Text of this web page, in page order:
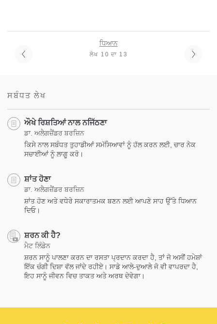
ਧਿਆਨ
ਲੇਖ 10 ਦਾ 13
ਸਬੰਧਤ ਲੇਖ
ਔਖੇ ਰਿਸ਼ਤਿਆਂ ਨਾਲ ਨਜਿੱਠਣਾ
ਡਾ. ਅਲੈਗਜ਼ੈਂਡਰ ਬਰਜ਼ਿਨ
ਕਿਸੇ ਨਾਲ ਸਬੰਧਤ ਤੁਹਾਡੀਆਂ ਸਮੱਸਿਆਵਾਂ ਨੂੰ ਹੱਲ ਕਰਨ ਲਈ, ਚਾਰ ਨੇਕ
ਸਚਾਈਆਂ ਨੂੰ ਲਾਗੂ ਕਰੋ।
ਸ਼ਾਂਤ ਹੋਣਾ
ਡਾ. ਅਲੈਗਜ਼ੈਂਡਰ ਬਰਜ਼ਿਨ
ਸ਼ਾਂਤ ਹੋਣ ਅਤੇ ਵਧੇਰੇ ਸਕਾਰਾਤਮਕ ਬਣਨ ਲਈ ਆਪਣੇ ਸਾਹ ਉੱਤੇ ਧਿਆਨ
ਦਿਓ।
ਸ਼ਰਨ ਕੀ ਹੈ?
ਮੈਟ ਲਿੰਡੇਨ
ਸ਼ਰਨ ਸਾਨੂੰ ਪਾਲਣਾ ਕਰਨ ਦਾ ਰਸਤਾ ਪ੍ਰਦਾਨ ਕਰਦਾ ਹੈ, ਤਾਂ ਜੋ ਅਸੀਂ ਹਮੇਸ਼ਾਂ
ਇੱਕ ਚੰਗੀ ਦਿਸ਼ਾ ਵੱਲ ਜਾਂਦੇ ਰਹੀਏ। ਸਾਡੇ ਆਲੇ-ਦੁਆਲੇ ਜੋ ਵੀ ਵਾਪਰਦਾ ਹੈ,
ਇਹ ਸਾਨੂੰ ਜੀਵਨ ਵਿਚ ਤਾਕਤ ਅਤੇ ਅਰਥ ਦੇਵੇਗਾ।